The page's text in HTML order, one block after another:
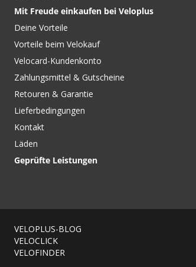
Mit Freude einkaufen bei Veloplus
Deine Vorteile
Vorteile beim Velokauf
Velocard-Kundenkonto
Zahlungsmittel & Gutscheine
Retouren & Garantie
Lieferbedingungen
Kontakt
Läden
Geprüfte Leistungen
VELOPLUS-BLOG
VELOCLICK
VELOFINDER